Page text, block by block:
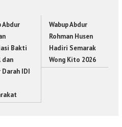
Abdur
Bakti
dan
IDI
Wabup Abdur
Rohman Husen
Hadiri Semarak
Wong Kito 2026